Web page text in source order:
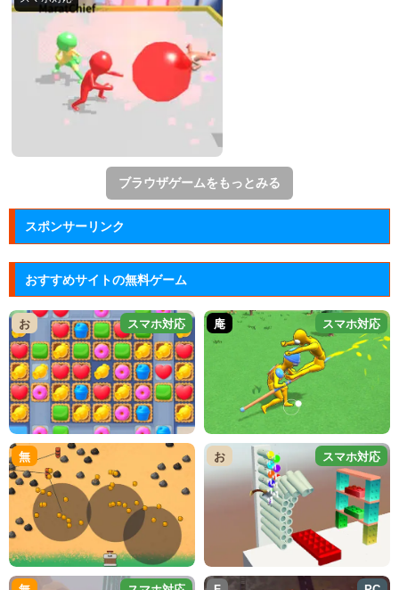
ブラウザゲームをもっとみる
スポンサーリンク
おすすめサイトの無料ゲーム
お スマホ対応 庵 スマホ対応
無 お スマホ対応